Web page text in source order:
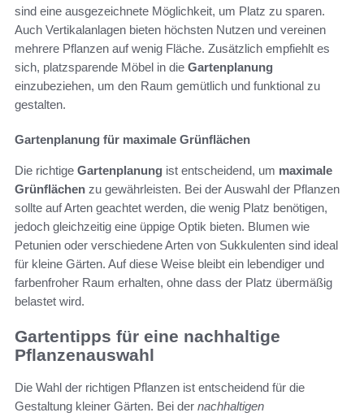
sind eine ausgezeichnete Möglichkeit, um Platz zu sparen.
Auch Vertikalanlagen bieten höchsten Nutzen und vereinen
mehrere Pflanzen auf wenig Fläche. Zusätzlich empfiehlt es
sich, platzsparende Möbel in die Gartenplanung
einzubeziehen, um den Raum gemütlich und funktional zu
gestalten.
Gartenplanung für maximale Grünflächen
Die richtige Gartenplanung ist entscheidend, um maximale
Grünflächen zu gewährleisten. Bei der Auswahl der Pflanzen
sollte auf Arten geachtet werden, die wenig Platz benötigen,
jedoch gleichzeitig eine üppige Optik bieten. Blumen wie
Petunien oder verschiedene Arten von Sukkulenten sind ideal
für kleine Gärten. Auf diese Weise bleibt ein lebendiger und
farbenfroher Raum erhalten, ohne dass der Platz übermäßig
belastet wird.
Gartentipps für eine nachhaltige
Pflanzenauswahl
Die Wahl der richtigen Pflanzen ist entscheidend für die
Gestaltung kleiner Gärten. Bei der nachhaltigen